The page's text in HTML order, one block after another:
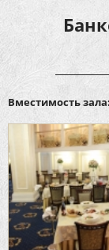
Вместимость зала: